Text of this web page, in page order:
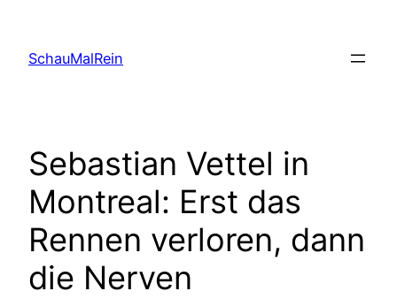
content
SchauMalRein
Sebastian Vettel in
Montreal: Erst das
Rennen verloren, dann
die Nerven